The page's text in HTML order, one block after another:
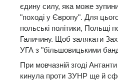
єдину силу, яка може
"поході у Європу". Для
польські політики, Польщі
Галичину. Щоб залякати
УГА з "більшовицькими
При мовчазній згоді
кинула проти ЗУНР ще й